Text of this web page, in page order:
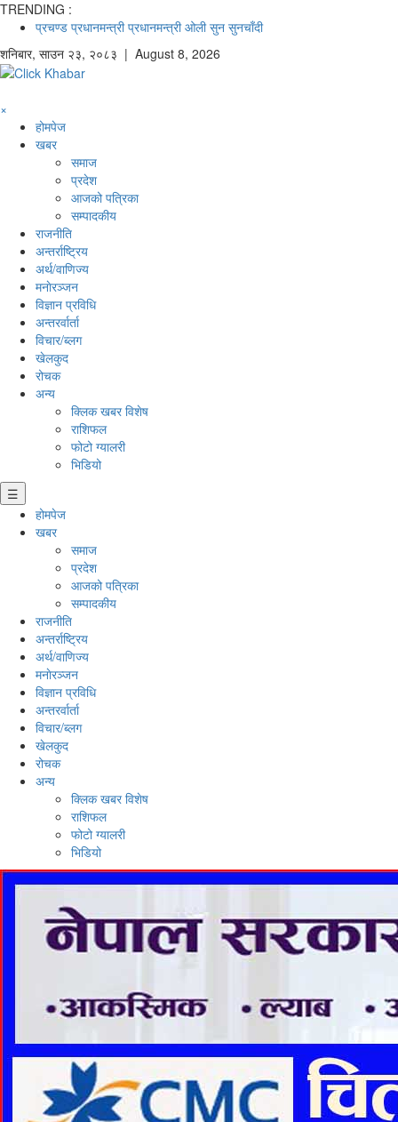
TRENDING :
प्रचण्ड प्रधानमन्त्री प्रधानमन्त्री ओली सुन सुनचाँदी
शनिबार, साउन २३, २०८३ | August 8, 2026
×
होमपेज
खबर
समाज
प्रदेश
आजको पत्रिका
सम्पादकीय
राजनीति
अन्तर्राष्ट्रिय
अर्थ/वाणिज्य
मनाेरञ्जन
विज्ञान प्रविधि
अन्तरर्वार्ता
विचार/ब्लग
खेलकुद
रोचक
अन्य
क्लिक खबर विशेष
राशिफल
फोटो ग्यालरी
भिडियो
☰
होमपेज
खबर
समाज
प्रदेश
आजको पत्रिका
सम्पादकीय
राजनीति
अन्तर्राष्ट्रिय
अर्थ/वाणिज्य
मनाेरञ्जन
विज्ञान प्रविधि
अन्तरर्वार्ता
विचार/ब्लग
खेलकुद
रोचक
अन्य
क्लिक खबर विशेष
राशिफल
फोटो ग्यालरी
भिडियो